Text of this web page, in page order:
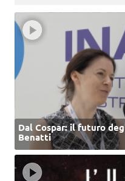
Dal Cospar: il futuro
Benatti